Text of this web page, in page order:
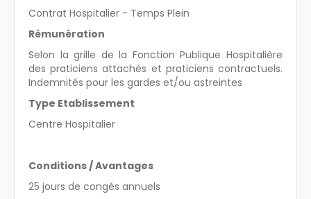
Contrat Hospitalier - Temps Plein
Rémunération
Selon la grille de la Fonction Publique Hospitalière
des praticiens attachés et praticiens contractuels.
Indemnités pour les gardes et/ou astreintes
Type Etablissement
Centre Hospitalier
Conditions / Avantages
25 jours de congés annuels